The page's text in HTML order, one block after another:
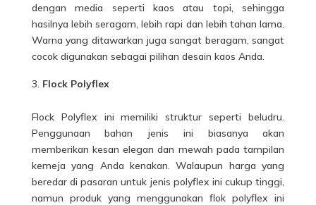
dengan media seperti kaos atau topi, sehingga
hasilnya lebih seragam, lebih rapi dan lebih tahan lama.
Warna yang ditawarkan juga sangat beragam, sangat
cocok digunakan sebagai pilihan desain kaos Anda.
Flock Polyflex
Flock Polyflex ini memiliki struktur seperti beludru.
Penggunaan bahan jenis ini biasanya akan
memberikan kesan elegan dan mewah pada tampilan
kemeja yang Anda kenakan. Walaupun harga yang
beredar di pasaran untuk jenis polyflex ini cukup tinggi,
namun produk yang menggunakan flok polyflex ini